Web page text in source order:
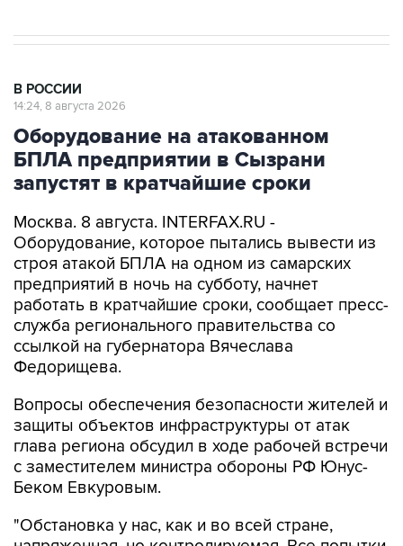
В РОССИИ
14:24, 8 августа 2026
Оборудование на атакованном
БПЛА предприятии в Сызрани
запустят в кратчайшие сроки
Москва. 8 августа. INTERFAX.RU -
Оборудование, которое пытались вывести из
строя атакой БПЛА на одном из самарских
предприятий в ночь на субботу, начнет
работать в кратчайшие сроки, сообщает пресс-
служба регионального правительства со
ссылкой на губернатора Вячеслава
Федорищева.
Вопросы обеспечения безопасности жителей и
защиты объектов инфраструктуры от атак
глава региона обсудил в ходе рабочей встречи
с заместителем министра обороны РФ Юнус-
Беком Евкуровым.
"Обстановка у нас, как и во всей стране,